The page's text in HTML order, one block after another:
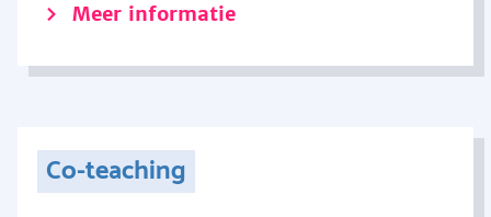
Meer informatie
Co-teaching